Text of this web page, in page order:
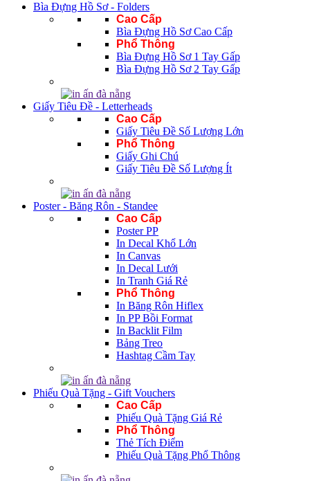
Bìa Đựng Hồ Sơ - Folders
Cao Cấp
Bìa Đựng Hồ Sơ Cao Cấp
Phổ Thông
Bìa Đựng Hồ Sơ 1 Tay Gấp
Bìa Đựng Hồ Sơ 2 Tay Gấp
Giấy Tiêu Đề - Letterheads
Cao Cấp
Giấy Tiêu Đề Số Lượng Lớn
Phổ Thông
Giấy Ghi Chú
Giấy Tiêu Đề Số Lượng Ít
Poster - Băng Rôn - Standee
Cao Cấp
Poster PP
In Decal Khổ Lớn
In Canvas
In Decal Lưới
In Tranh Giá Rẻ
Phổ Thông
In Băng Rôn Hiflex
In PP Bồi Format
In Backlit Film
Bảng Treo
Hashtag Cầm Tay
Phiếu Quà Tặng - Gift Vouchers
Cao Cấp
Phiếu Quà Tặng Giá Rẻ
Phổ Thông
Thẻ Tích Điểm
Phiếu Quà Tặng Phổ Thông